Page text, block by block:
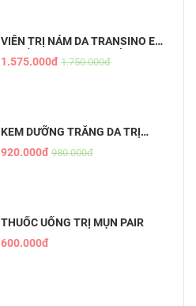
VIÊN TRỊ NÁM DA TRANSINO EX
- CHỐNG NÁM HIỆU QUẢ, AN
TOÀN
1.575.000đ 1.750.000đ
KEM DƯỠNG TRẮNG DA TRỊ
NÁM ĐÊM TRANSINO
WHITENING REPAIR CREAM EX
920.000đ 980.000đ
THUỐC UỐNG TRỊ MỤN PAIR
600.000đ